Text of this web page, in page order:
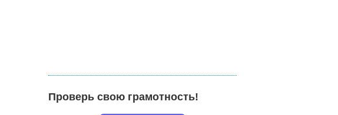
Проверь свою грамотность!